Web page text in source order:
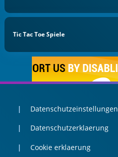
Tic Tac Toe Spiele
Datenschutzeinstellungen
Datenschutzerklaerung
Cookie erklaerung